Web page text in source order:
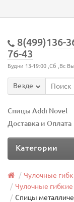
8(499)136-
76-43
Будни 13-19:00 ,Сб ,Вс
Везде
Спицы Addi Novel
Доставка и Оплата
Категории
Чулочные
Чулочные
Спицы